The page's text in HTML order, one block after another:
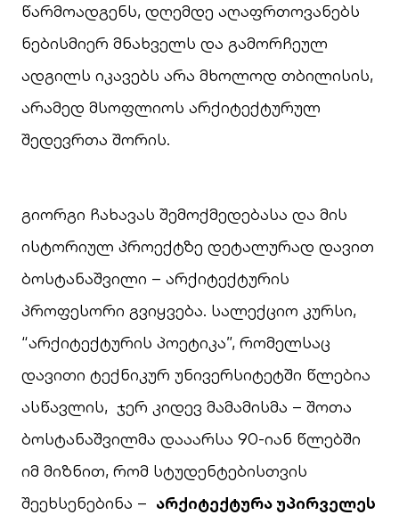
წარმოადგენს, დღემდე აღაფრთოვანებს
ნებისმიერ მნახველს და გამორჩეულ
ადგილს იკავებს არა მხოლოდ თბილისის,
არამედ მსოფლიოს არქიტექტურულ
შედევრთა შორის.
გიორგი ჩახავას შემოქმედებასა და მის
ისტორიულ პროექტზე დეტალურად დავით
ბოსტანაშვილი – არქიტექტურის
პროფესორი გვიყვება. სალექციო კურსი,
“არქიტექტურის პოეტიკა”, რომელსაც
დავითი ტექნიკურ უნივერსიტეტში წლებია
ასწავლის, ჯერ კიდევ მამამისმა – შოთა
ბოსტანაშვილმა დააარსა 90-იან წლებში
იმ მიზნით, რომ სტუდენტებისთვის
შეეხსენებინა – არქიტექტურა უპირველეს